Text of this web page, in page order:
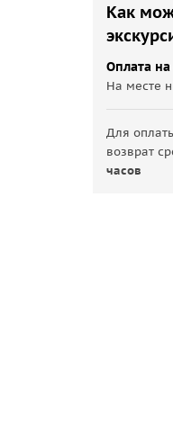
Как
Оплата на
На месте
Для
возврат
часов